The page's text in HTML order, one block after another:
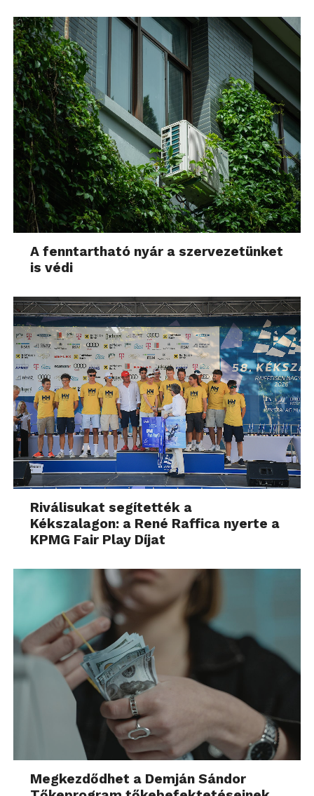
A fenntartható nyár a szervezetünket
is védi
Riválisukat segítették a
Kékszalagon: a René Raffica nyerte a
KPMG Fair Play Díjat
Megkezdődhet a Demján Sándor